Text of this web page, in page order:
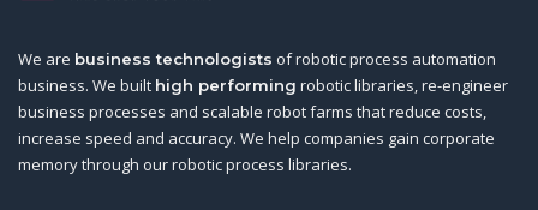
We are business technologists of robotic process automation
business. We built high performing robotic libraries, re-engineer
business processes and scalable robot farms that reduce costs,
increase speed and accuracy. We help companies gain corporate
memory through our robotic process libraries.